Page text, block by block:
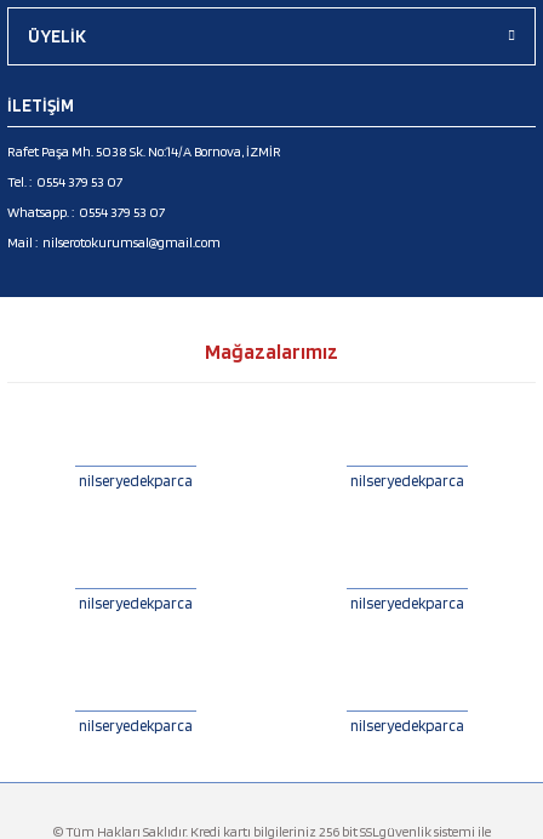
ÜYELİK
İLETİŞİM
Rafet Paşa Mh. 5038 Sk. No:14/A Bornova, İZMİR
Tel. : 0554 379 53 07
Whatsapp. : 0554 379 53 07
Mail : nilserotokurumsal@gmail.com
Mağazalarımız
nilseryedekparca nilseryedekparca
nilseryedekparca nilseryedekparca
nilseryedekparca nilseryedekparca
© Tüm Hakları Saklıdır. Kredi kartı bilgileriniz 256 bit SSLgüvenlik sistemi ile